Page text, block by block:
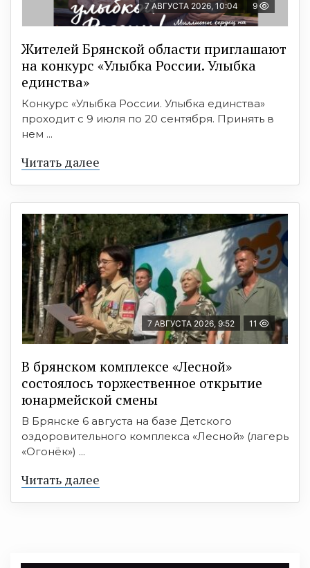
7 АВГУСТА 2026, 10:04 9
Жителей Брянской области приглашают
на конкурс «Улыбка России. Улыбка
единства»
Конкурс «Улыбка России. Улыбка единства»
проходит с 9 июля по 20 сентября. Принять в
нем ...
Читать далее
7 АВГУСТА 2026, 9:52 11
В брянском комплексе «Лесной»
состоялось торжественное открытие
юнармейской смены
В Брянске 6 августа на базе Детского
оздоровительного комплекса «Лесной» (лагерь
«Огонёк») ...
Читать далее